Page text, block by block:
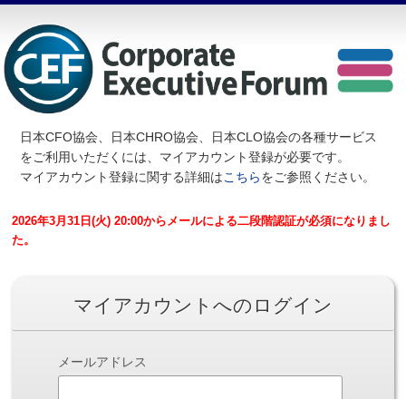
日本CFO協会、日本CHRO協会、日本CLO協会の各種サービス
をご利用いただくには、マイアカウント登録が必要です。
マイアカウント登録に関する詳細はこちらをご参照ください。
2026年3月31日(火) 20:00からメールによる二段階認証が必須になりまし
た。
マイアカウントへのログイン
メールアドレス